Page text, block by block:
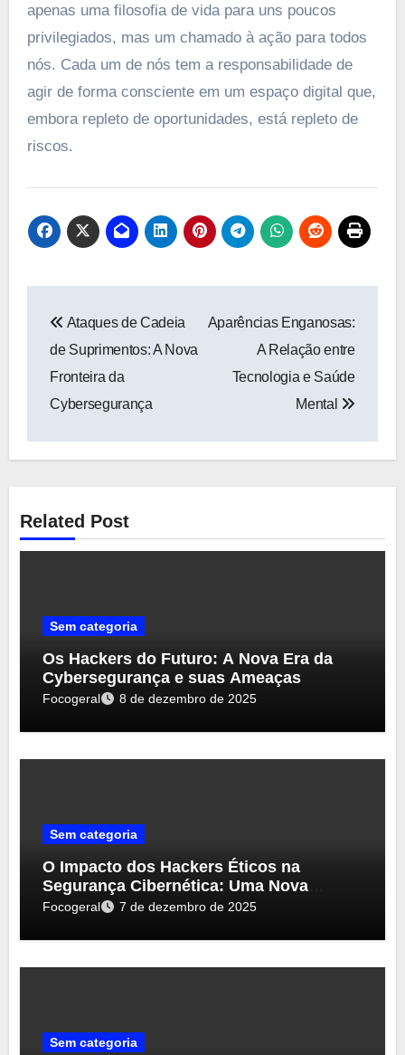
apenas uma filosofia de vida para uns poucos
privilegiados, mas um chamado à ação para todos
nós. Cada um de nós tem a responsabilidade de
agir de forma consciente em um espaço digital que,
embora repleto de oportunidades, está repleto de
riscos.
de
Post
Ataques de Cadeia
de Suprimentos: A Nova
Fronteira da
Cybersegurança
Aparências Enganosas:
A Relação entre
Tecnologia e Saúde
Mental
Related Post
Sem categoria
Os Hackers do Futuro: A Nova Era da
Cybersegurança e suas Ameaças
Focogeral 8 de dezembro de 2025
Sem categoria
O Impacto dos Hackers Éticos na
Segurança Cibernética: Uma Nova
Perspectiva
Focogeral 7 de dezembro de 2025
Sem categoria